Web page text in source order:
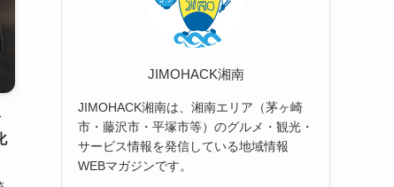
JIMOHACK湘南
JIMOHACK湘南は、湘南エリア（茅ヶ崎
市・藤沢市・平塚市等）のグルメ・観光・
サービス情報を発信している地域情報
WEBマガジンです。